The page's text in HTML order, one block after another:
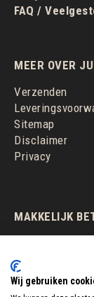
FAQ /
MEER OVER
Verzenden
Sitemap
Disclaimer
Privacy
MAKKELIJK
Wij gebruiken